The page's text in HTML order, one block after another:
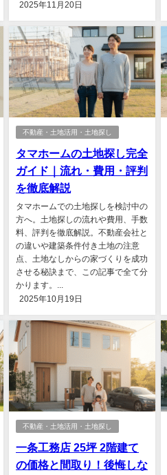
2025年11月20日
不動産・土地活用・土地探し
タマホームの土地探し完全
ガイド｜流れ・費用・評判
を徹底解説
タマホームでの土地探しを検討中の
方へ。土地探しの流れや費用、手数
料、評判を徹底解説。不動産会社と
の違いや建築条件付き土地の注意
点、土地なしからの家づくりを成功
させる秘訣まで、この記事で全て分
かります。...
2025年10月19日
不動産・土地活用・土地探し
一条工務店 25坪 2階建て
の価格と間取り！後悔しな